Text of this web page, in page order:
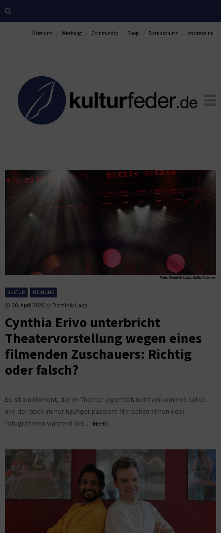
Über uns Werbung Community Shop Datenschutz Impressum
KULTUR MEINUNG
30. April 2026 by Dominik Lapp
Cynthia Erivo unterbricht
Theatervorstellung wegen eines
filmenden Zuschauers: Richtig
oder falsch?
Es ist ein Moment, der im Theater eigentlich nicht vorkommen sollte –
und der doch immer häufiger passiert: Menschen filmen oder
fotografieren während der...
MEHR...